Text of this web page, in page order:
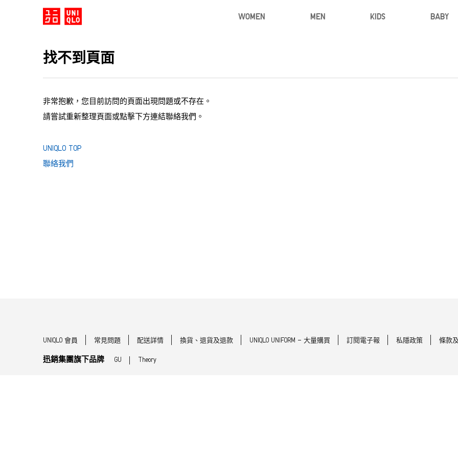
WOMEN MEN KIDS BABY
找不到頁面
非常抱歉，您目前訪問的頁面出現問題或不存在。
請嘗試重新整理頁面或點擊下方連結聯絡我們。
UNIQLO TOP
聯絡我們
UNIQLO 會員 常見問題 配送詳情 換貨、退貨及退款 UNIQLO UNIFORM - 大量購買 訂閱電子報 私隱政策 條款
迅銷集團旗下品牌 GU Theory